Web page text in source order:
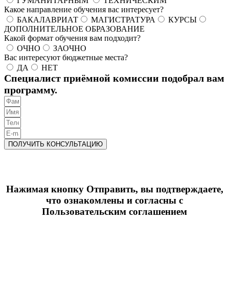
Какое направление обучения вас интересует?
БАКАЛАВРИАТ
МАГИСТРАТУРА
КУРСЫ
ДОПОЛНИТЕЛЬНОЕ ОБРАЗОВАНИЕ
Какой формат обучения вам подходит?
ОЧНО
ЗАОЧНО
Вас интересуют бюджетные места?
ДА
НЕТ
Специалист приёмной комиссии подобрал вам
программу.
ПОЛУЧИТЬ КОНСУЛЬТАЦИЮ
Нажимая кнопку Отправить, вы подтверждаете,
что ознакомлены и согласны с
Пользовательским соглашением